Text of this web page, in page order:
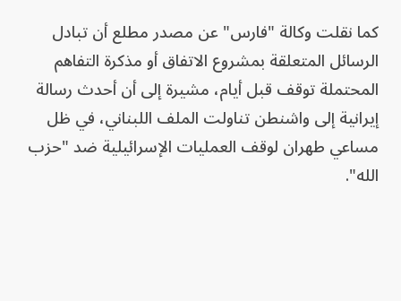
كما نقلت وكالة "فارس" عن مصدر مطلع أن تبادل
الرسائل المتعلقة بمشروع الاتفاق أو مذكرة التفاهم
المحتملة توقف قبل أيام، مشيرة إلى أن أحدث رسالة
إيرانية إلى واشنطن تناولت الملف اللبناني، في ظل
مساعي طهران لوقف العمليات الإسرائيلية ضد "حزب
الله".